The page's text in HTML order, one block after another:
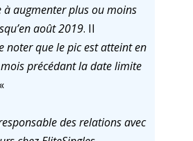
augmenter plus ou moins
août 2019. Il
noter que le pic est atteint en
précédant la date limite
des relations avec